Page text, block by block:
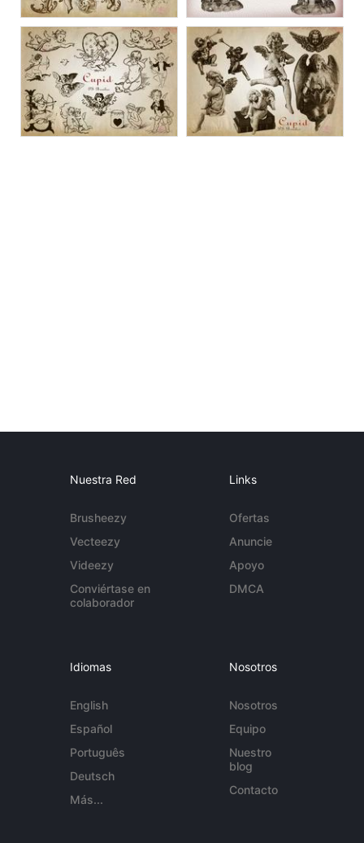
Nuestra Red
Brusheezy
Vecteezy
Videezy
Conviértase en
colaborador
Links
Ofertas
Anuncie
Apoyo
DMCA
Idiomas
English
Español
Português
Deutsch
Más...
Nosotros
Nosotros
Equipo
Nuestro
blog
Contacto